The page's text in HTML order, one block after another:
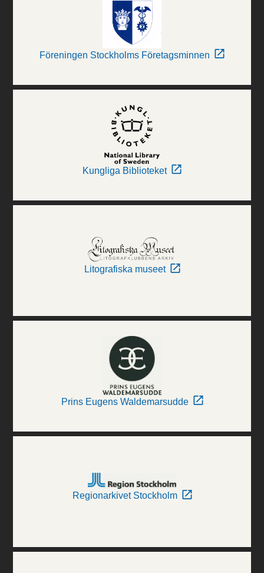
Föreningen Stockholms Företagsminnen
Kungliga Biblioteket
Litografiska museet
Prins Eugens Waldemarsudde
Regionarkivet Stockholm